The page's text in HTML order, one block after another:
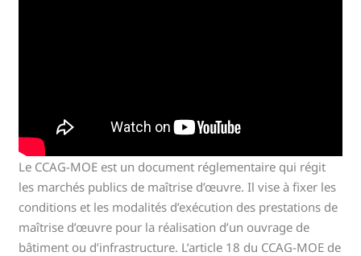
Le CCAG-MOE est un document réglementaire qui régit
les marchés publics de maîtrise d’œuvre. Il vise à fixer les
conditions et les modalités d’exécution des prestations de
maîtrise d’œuvre pour la réalisation d’un ouvrage de
bâtiment ou d’infrastructure. L’article 18 du CCAG-MOE de